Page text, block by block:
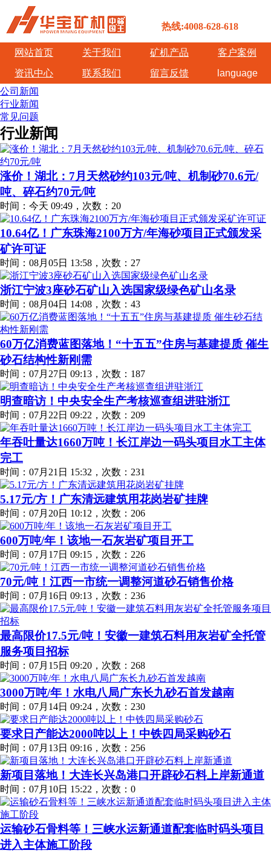
热线:4008-628-618
网站首页 关于我们 矿机产品
客户案例
资讯中心
联系我们 留言反馈
language
公司新闻
行业新闻
常见问题
行业新闻
涨价！湖北：7月天然砂约103元/吨、机制砂70.6元/
吨、碎石约70元/吨
时间：今天 09:49，次数：20
10.64亿！广东珠海2100万方/年海砂项目正式颁发采
矿许可证
时间：08月05日 13:58，次数：27
浙江宁波3座砂石矿山入选国家级绿色矿山名录
时间：08月04日 14:08，次数：43
60万亿消费蓝图落地！“十五五”住房与基建提质 催生
砂石结构性新刚需
时间：07月27日 09:13，次数：187
明查暗访！中央安全生产考核巡查组进驻浙江
时间：07月22日 09:22，次数：209
年吞吐量达1660万吨！长江岸边一码头项目水工主体
完工
时间：07月21日 15:32，次数：231
5.17元/方！广东清远建筑用花岗岩矿挂牌
时间：07月20日 10:12，次数：206
600万吨/年！该地一石灰岩矿项目开工
时间：07月17日 09:15，次数：226
70元/吨！江西一市统一调整河道砂石销售价格
时间：07月16日 09:13，次数：236
最高限价17.5元/吨！安徽一建筑石料用灰岩矿全托管
服务项目招标
时间：07月15日 09:20，次数：268
3000万吨/年！水电八局广东长九砂石首发越南
时间：07月14日 09:24，次数：230
要求日产能达2000吨以上！中铁四局采购砂石
时间：07月13日 09:16，次数：256
新项目落地！大连长兴岛港口开辟砂石料上岸新通道
时间：07月10日 15:22，次数：0
运输砂石骨料等！三峡水运新通道配套临时码头项目
进入主体施工阶段